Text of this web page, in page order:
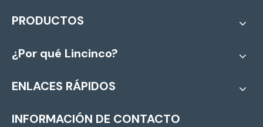
PRODUCTOS
¿Por qué Lincinco?
ENLACES RÁPIDOS
INFORMACIÓN DE CONTACTO